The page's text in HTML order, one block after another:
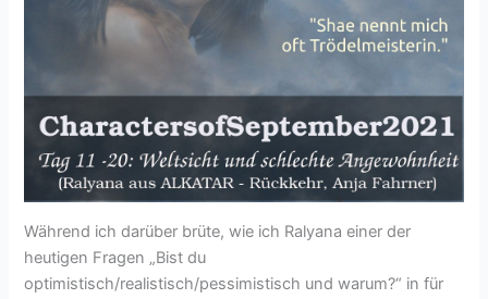
Während ich darüber brüte, wie ich Ralyana einer der
heutigen Fragen „Bist du
optimistisch/realistisch/pessimistisch und warum?“ in für